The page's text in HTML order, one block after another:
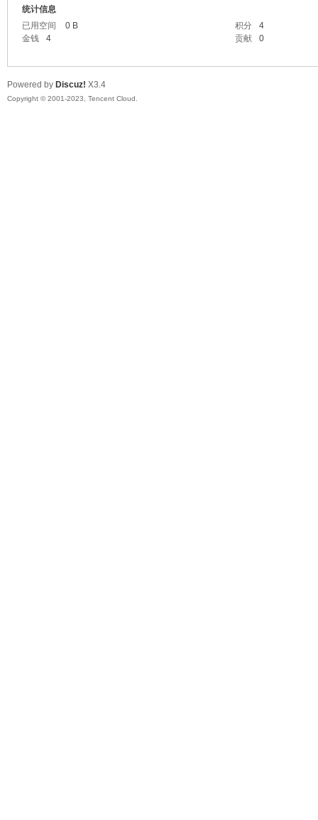
统计信息
已用空间
0 B 积分
4
金钱
4 贡献 0
Powered by Discuz! X3.4
Copyright © 2001-2023, Tencent Cloud.